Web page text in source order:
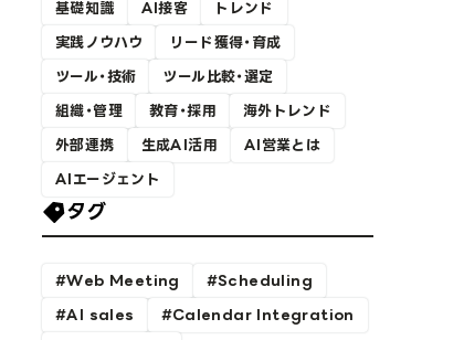
基礎知識 AI接客 トレンド
実践ノウハウ リード獲得・育成
ツール・技術 ツール比較・選定
組織・管理 教育・採用 海外トレンド
外部連携 生成AI活用 AI営業とは
AIエージェント
タグ
Web Meeting Scheduling
AI sales Calendar Integration